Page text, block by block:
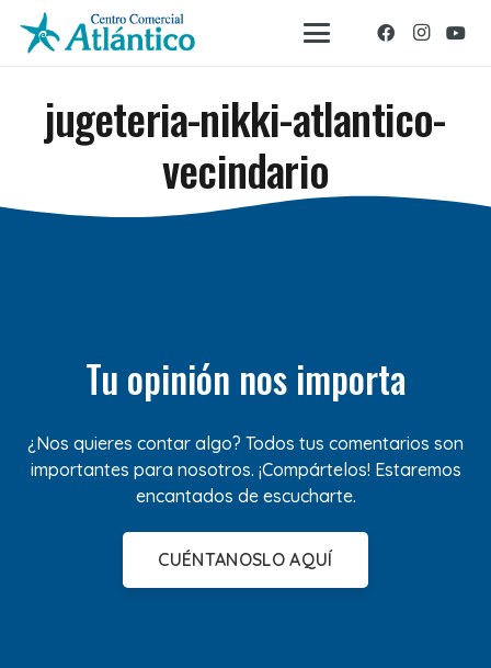
jugeteria-nikki-atlantico-
vecindario
Tu opinión nos importa
¿Nos quieres contar algo? Todos tus comentarios son
importantes para nosotros. ¡Compártelos! Estaremos
encantados de escucharte.
CUÉNTANOSLO AQUÍ